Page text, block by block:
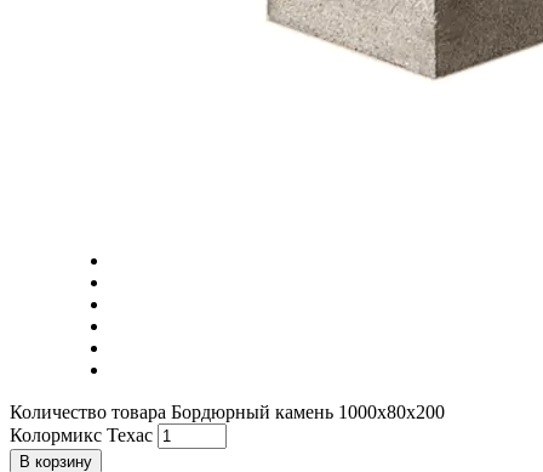
Количество товара Бордюрный камень 1000х80х200
Колормикс Техас
В корзину